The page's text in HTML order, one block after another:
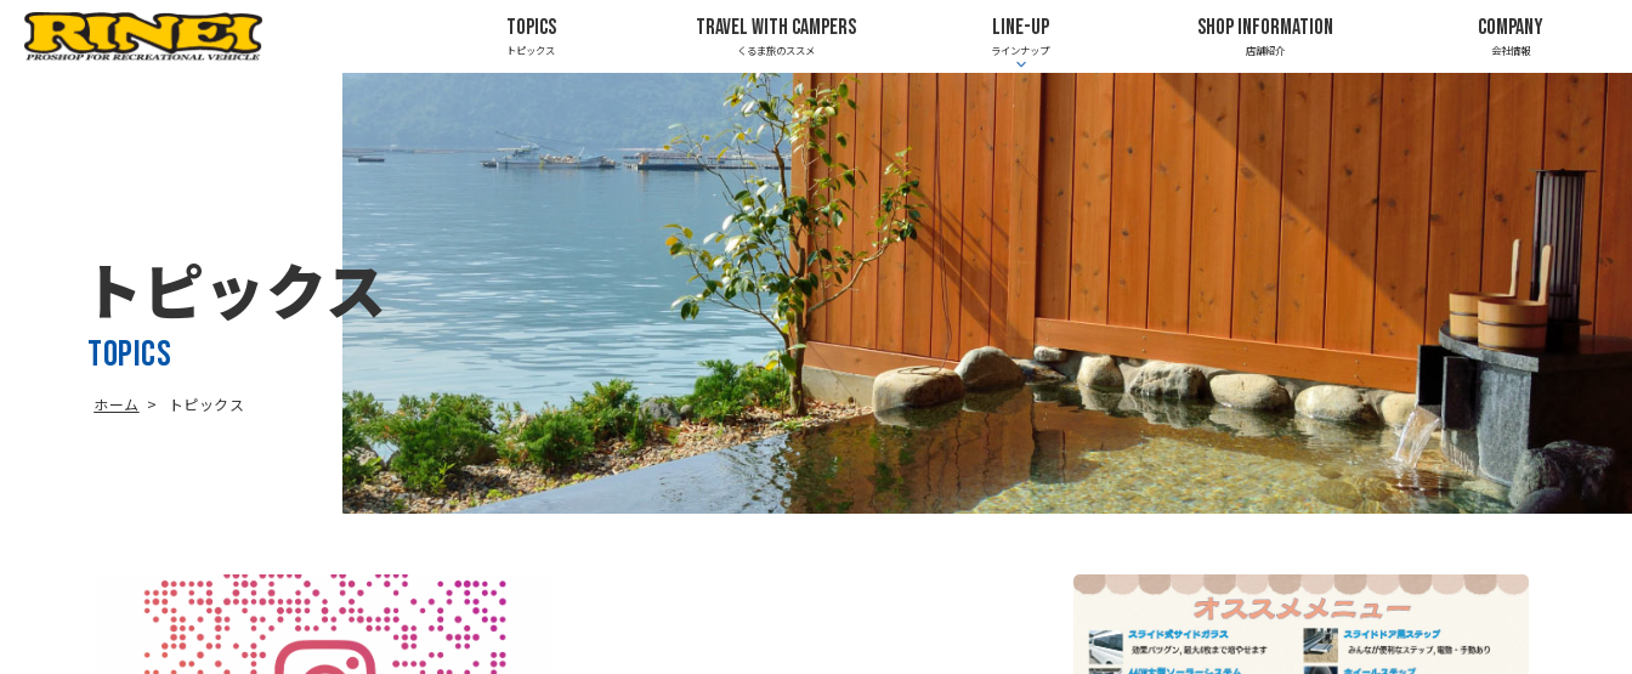
TOPICS
トピックス
TRAVEL WITH CAMPERS
くるま旅のススメ
LINE-UP
ラインナップ
SHOP INFORMATION
店舗紹介
COMPANY
会社情報
トピックス
TOPICS
ホーム トピックス